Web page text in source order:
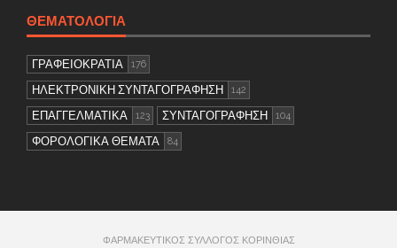
ΘΕΜΑΤΟΛΟΓΊΑ
ΓΡΑΦΕΙΟΚΡΑΤΙΑ 176
ΗΛΕΚΤΡΟΝΙΚΗ ΣΥΝΤΑΓΟΓΡΑΦΗΣΗ 142
ΕΠΑΓΓΕΛΜΑΤΙΚΑ 123 ΣΥΝΤΑΓΟΓΡΑΦΗΣΗ 104
ΦΟΡΟΛΟΓΙΚΑ ΘΕΜΑΤΑ 84
ΦΑΡΜΑΚΕΥΤΙΚΟΣ ΣΥΛΛΟΓΟΣ ΚΟΡΙΝΘΙΑΣ